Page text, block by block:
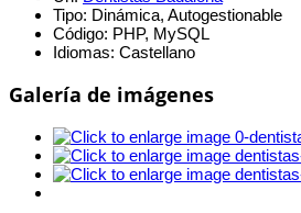
Tipo: Dinámica, Autogestionable
Código: PHP, MySQL
Idiomas: Castellano
Galería de imágenes